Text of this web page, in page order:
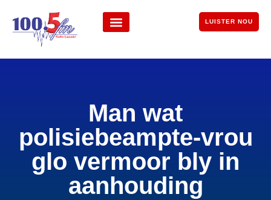
LUISTER NOU
Man wat
polisiebeampte-vrou
glo vermoor bly in
aanhouding